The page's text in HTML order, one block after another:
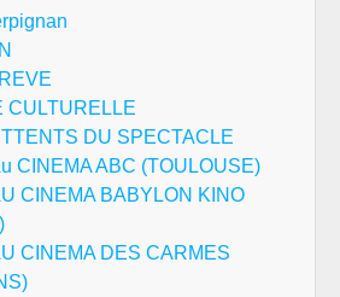
CULTURELLE
DU SPECTACLE
CINEMA ABC (TOULOUSE)
CINEMA BABYLON KINO
CINEMA DES CARMES